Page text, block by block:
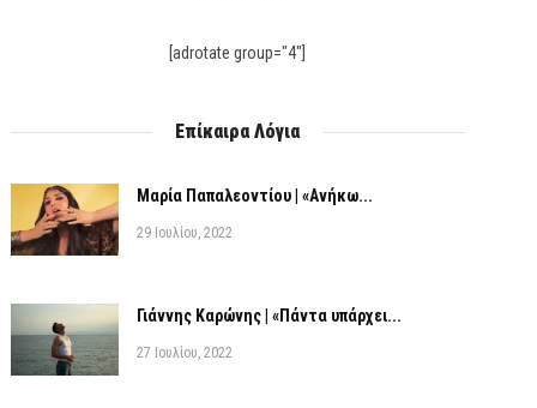
[adrotate group="4"]
Επίκαιρα Λόγια
Μαρία Παπαλεοντίου | «Ανήκω...
29 Ιουλίου, 2022
Γιάννης Καρώνης | «Πάντα υπάρχει...
27 Ιουλίου, 2022